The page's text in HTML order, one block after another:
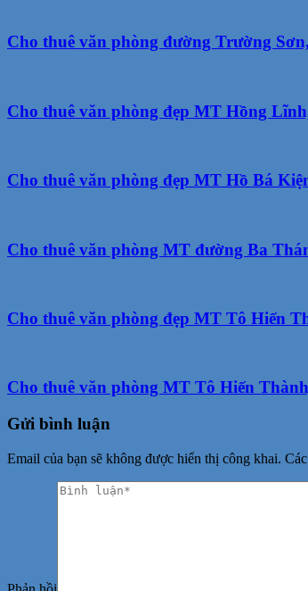
Cho thuê văn phòng đường Trường
Cho thuê văn phòng đẹp MT Hồng
Cho thuê văn phòng đẹp MT Hồ Bá
Cho thuê văn phòng MT đường Ba
Cho thuê văn phòng đẹp MT Tô Hiến
Cho thuê văn phòng MT Tô Hiến
Gửi bình luận
Email của bạn sẽ không được hiển thị công khai.